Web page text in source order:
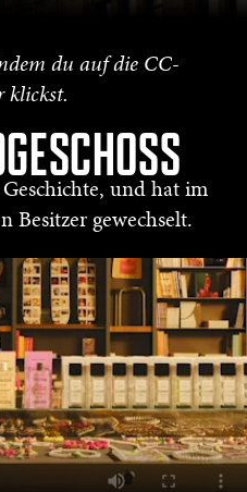
du auf die CC-
klickst.
und hat im
Besitzer gewechselt.